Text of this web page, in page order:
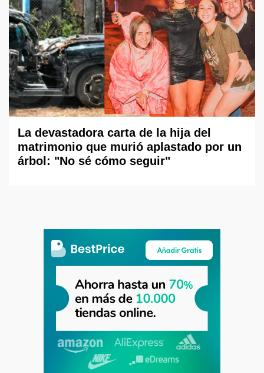
La devastadora carta de la hija del
matrimonio que murió aplastado por un
árbol: "No sé cómo seguir"